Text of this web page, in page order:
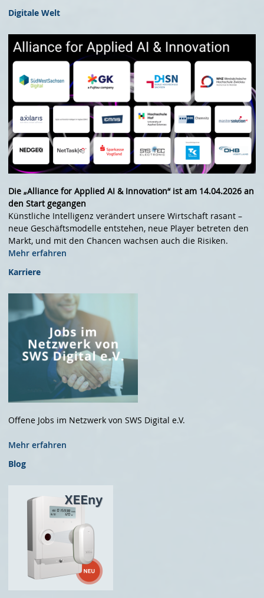
Digitale Welt
Die „Alliance for Applied AI & Innovation“ ist am 14.04.2026 an
den Start gegangen
Künstliche Intelligenz verändert unsere Wirtschaft rasant –
neue Geschäftsmodelle entstehen, neue Player betreten den
Markt, und mit den Chancen wachsen auch die Risiken.
Mehr erfahren
Karriere
Offene Jobs im Netzwerk von SWS Digital e.V.
Mehr erfahren
Blog